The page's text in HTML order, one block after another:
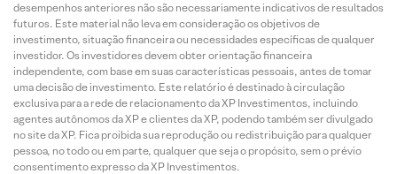
desempenhos anteriores não são necessariamente indicativos de resultados
futuros. Este material não leva em consideração os objetivos de
investimento, situação financeira ou necessidades específicas de qualquer
investidor. Os investidores devem obter orientação financeira
independente, com base em suas características pessoais, antes de tomar
uma decisão de investimento. Este relatório é destinado à circulação
exclusiva para a rede de relacionamento da XP Investimentos, incluindo
agentes autônomos da XP e clientes da XP, podendo também ser divulgado
no site da XP. Fica proibida sua reprodução ou redistribuição para qualquer
pessoa, no todo ou em parte, qualquer que seja o propósito, sem o prévio
consentimento expresso da XP Investimentos.